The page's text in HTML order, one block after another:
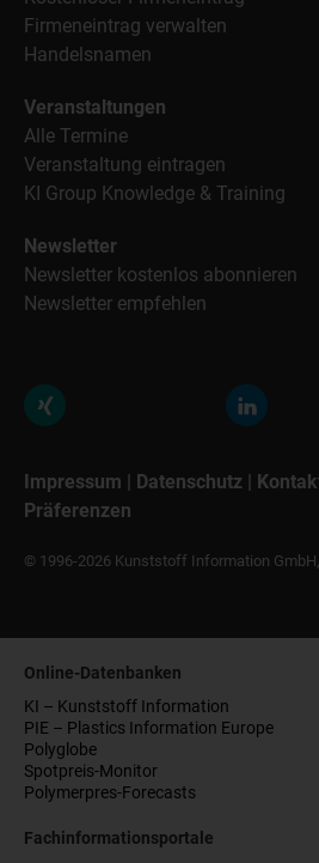
Firmeneintrag verwalten
Handelsnamen
Veranstaltungen
Alle Termine
Veranstaltung eintragen
KI Group Knowledge & Training
Newsletter
Newsletter kostenlos abonnieren
Newsletter empfehlen
Impressum | Datenschutz |
Präferenzen
© 1996-2026 Kunststoff Information
Online-Datenbanken
KI – Kunststoff Information
PIE – Plastics Information Europe
Polyglobe
Spotpreis-Monitor
Polymerpres-Forecasts
Fachinformationsportale